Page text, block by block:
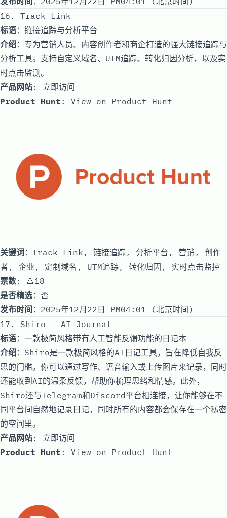
16. Track Link
标语：链接追踪与分析平台
介绍：专为营销人员、内容创作者和商企打造的强大链接追踪与
分析工具。支持自定义域名、UTM追踪、转化归因分析，以及实
时点击监测。
产品网站: 立即访问
Product Hunt : View on Product Hunt
关键词 ：Track Link, 链接追踪, 分析平台, 营销, 创作
者, 企业, 定制域名, UTM追踪, 转化归因, 实时点击监控
票数: 🔺18
是否精选：否
发布时间 ：2025年12月22日 PM04:01 (北京时间)
17. Shiro - AI Journal
标语：一款极简风格带有人工智能反馈功能的日记本
介绍：Shiro是一款极简风格的AI日记工具，旨在降低自我反
思的门槛。你可以通过写作、语音输入或上传图片来记录，同时
还能收到AI的温柔反馈，帮助你梳理思绪和情感。此外，
Shiro还与Telegram和Discord平台相连接，让你能够在不
同平台间自然地记录日记，同时所有的内容都会保存在一个私密
的空间里。
产品网站: 立即访问
Product Hunt : View on Product Hunt